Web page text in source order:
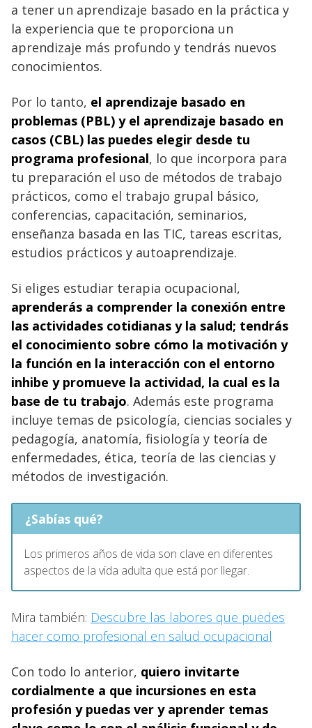
a tener un aprendizaje basado en la práctica y
la experiencia que te proporciona un
aprendizaje más profundo y tendrás nuevos
conocimientos.
Por lo tanto, el aprendizaje basado en
problemas (PBL) y el aprendizaje basado en
casos (CBL) las puedes elegir desde tu
programa profesional, lo que incorpora para
tu preparación el uso de métodos de trabajo
prácticos, como el trabajo grupal básico,
conferencias, capacitación, seminarios,
enseñanza basada en las TIC, tareas escritas,
estudios prácticos y autoaprendizaje.
Si eliges estudiar terapia ocupacional,
aprenderás a comprender la conexión entre
las actividades cotidianas y la salud; tendrás
el conocimiento sobre cómo la motivación y
la función en la interacción con el entorno
inhibe y promueve la actividad, la cual es la
base de tu trabajo. Además este programa
incluye temas de psicología, ciencias sociales y
pedagogía, anatomía, fisiología y teoría de
enfermedades, ética, teoría de las ciencias y
métodos de investigación.
¿Sabías qué?
Los primeros años de vida son clave en diferentes
aspectos de la vida adulta que está por llegar.
Mira también: Descubre las labores que puedes
hacer como profesional en salud ocupacional
Con todo lo anterior, quiero invitarte
cordialmente a que incursiones en esta
profesión y puedas ver y aprender temas